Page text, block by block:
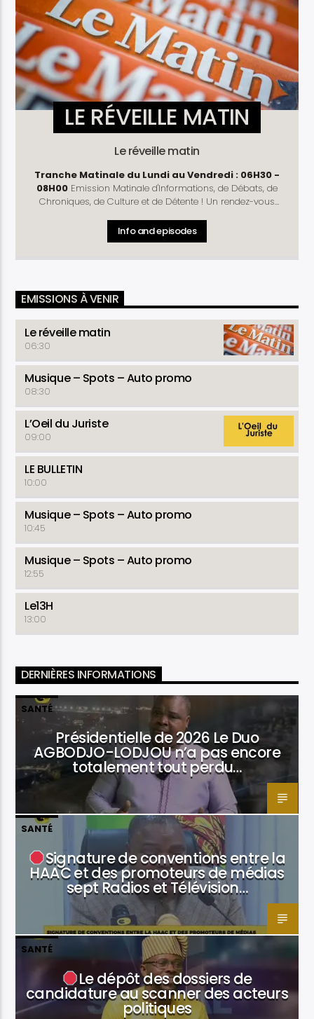
LE RÉVEILLE MATIN
Le réveille matin
Tranche Matinale du Lundi au Vendredi : 06H30 -
08H00
Chroniques, de Culture et de Détente ! Un rendez-vous
: Télé D'Hier - Météo - Horoscope - Prénom
du Jour - Culture Découverte - Journal - La Une du
Santé ( Mardi et Jeudi )- La Revue du Matinal (Vendredi) -
Astuce Conso - Détente
Info and episodes
EMISSIONS À VENIR
Le réveille matin
06:30
Musique – Spots – Auto promo
08:30
L’Oeil du Juriste
09:00
LE BULLETIN
10:00
Musique – Spots – Auto promo
10:45
Musique – Spots – Auto promo
12:55
Le13H
13:00
DERNIÈRES INFORMATIONS
SANTÉ
Présidentielle de 2026 Le Duo
AGBODJO-LODJOU n’a pas encore
totalement tout perdu…
SANTÉ
Signature de conventions entre la
HAAC et des promoteurs de médias
sept Radios et Télévision…
SANTÉ
Le dépôt des dossiers de
candidature au scanner des acteurs
politiques